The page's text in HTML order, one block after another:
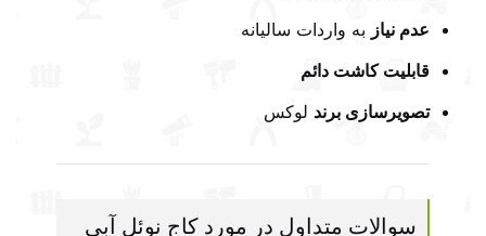
عدم نیاز به واردات سالیانه
قابلیت کاشت دائم
تصویرسازی برند لوکس
سوالات متداول در مورد کاج نوئل آبی